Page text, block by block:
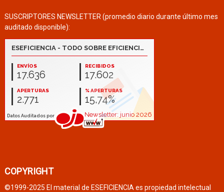
SUSCRIPTORES NEWSLETTER (promedio diario durante último mes
auditado disponible):
COPYRIGHT
©1999-2025 El material de ESEFICIENCIA es propiedad intelectual